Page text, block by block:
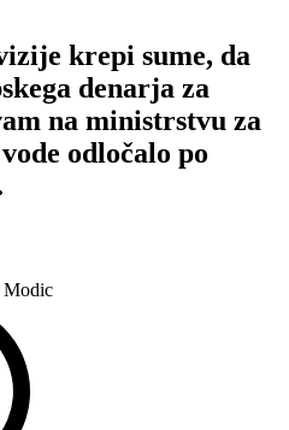
krepi sume, da
denarja za
na ministrstvu za
odločalo po
Modic